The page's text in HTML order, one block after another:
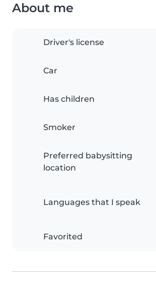
About me
Driver's license
Car
Has children
Smoker
Preferred babysitting
location
Languages that I speak
Favorited